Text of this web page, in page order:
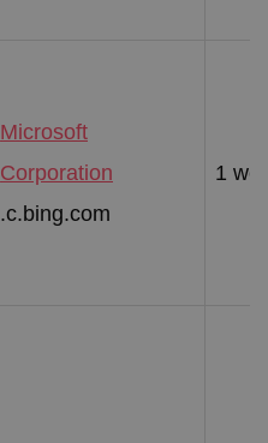
Microsoft
Corporation
.c.bing.com
1